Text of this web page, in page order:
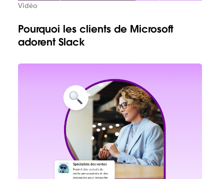
Vidéo
Pourquoi les clients de Microsoft
adorent Slack